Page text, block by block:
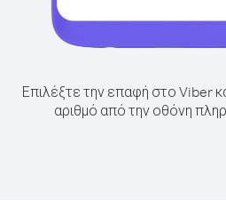
Επιλέξτε την επαφή στο Viber
αριθμό από την οθόνη